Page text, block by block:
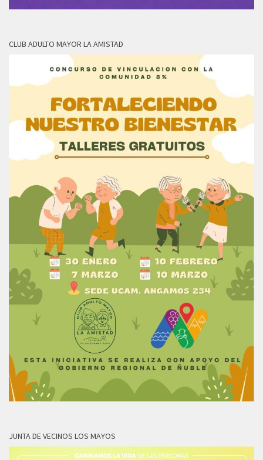
CLUB ADULTO MAYOR LA AMISTAD
JUNTA DE VECINOS LOS MAYOS